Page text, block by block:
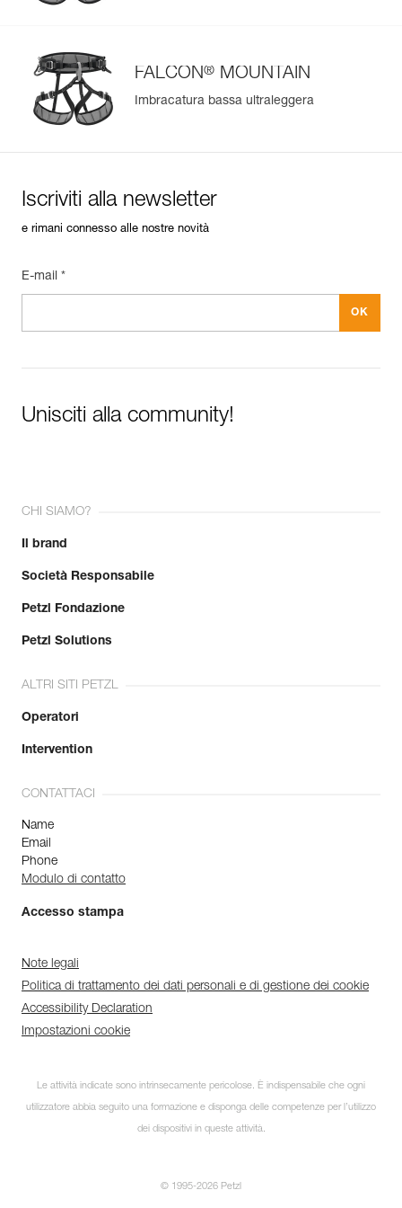
Per saperne di più
FALCON® MOUNTAIN
Imbracatura bassa ultraleggera
Iscriviti alla newsletter
e rimani connesso alle nostre novità
E-mail *
Unisciti alla community!
CHI SIAMO?
Il brand
Società Responsabile
Petzl Fondazione
Petzl Solutions
ALTRI SITI PETZL
Operatori
Intervention
CONTATTACI
Name
Email
Phone
Modulo di contatto
Accesso stampa
Note legali
Politica di trattamento dei dati personali e di gestione dei cookie
Accessibility Declaration
Impostazioni cookie
Le attività indicate sono intrinsecamente pericolose. È indispensabile che ogni
utilizzatore abbia seguito una formazione e disponga delle competenze per l’utilizzo
dei dispositivi in queste attività.
© 1995-2026 Petzl